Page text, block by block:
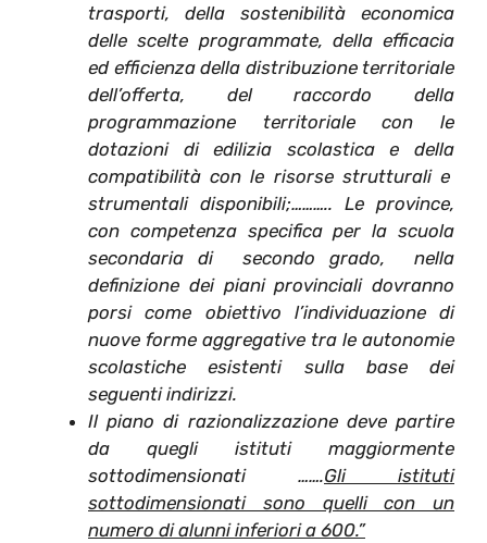
trasporti, della sostenibilità economica
delle scelte programmate, della efficacia
ed efficienza della distribuzione territoriale
dell’offerta, del raccordo della
programmazione territoriale con le
dotazioni di edilizia scolastica e della
compatibilità con le risorse strutturali e
strumentali disponibili;……….. Le province,
con competenza specifica per la scuola
secondaria di secondo grado, nella
definizione dei piani provinciali dovranno
porsi come obiettivo l’individuazione di
nuove forme aggregative tra le autonomie
scolastiche esistenti sulla base dei
seguenti indirizzi.
Il piano di razionalizzazione deve partire
da quegli istituti maggiormente
sottodimensionati …….Gli istituti
sottodimensionati sono quelli con un
numero di alunni inferiori a 600.”